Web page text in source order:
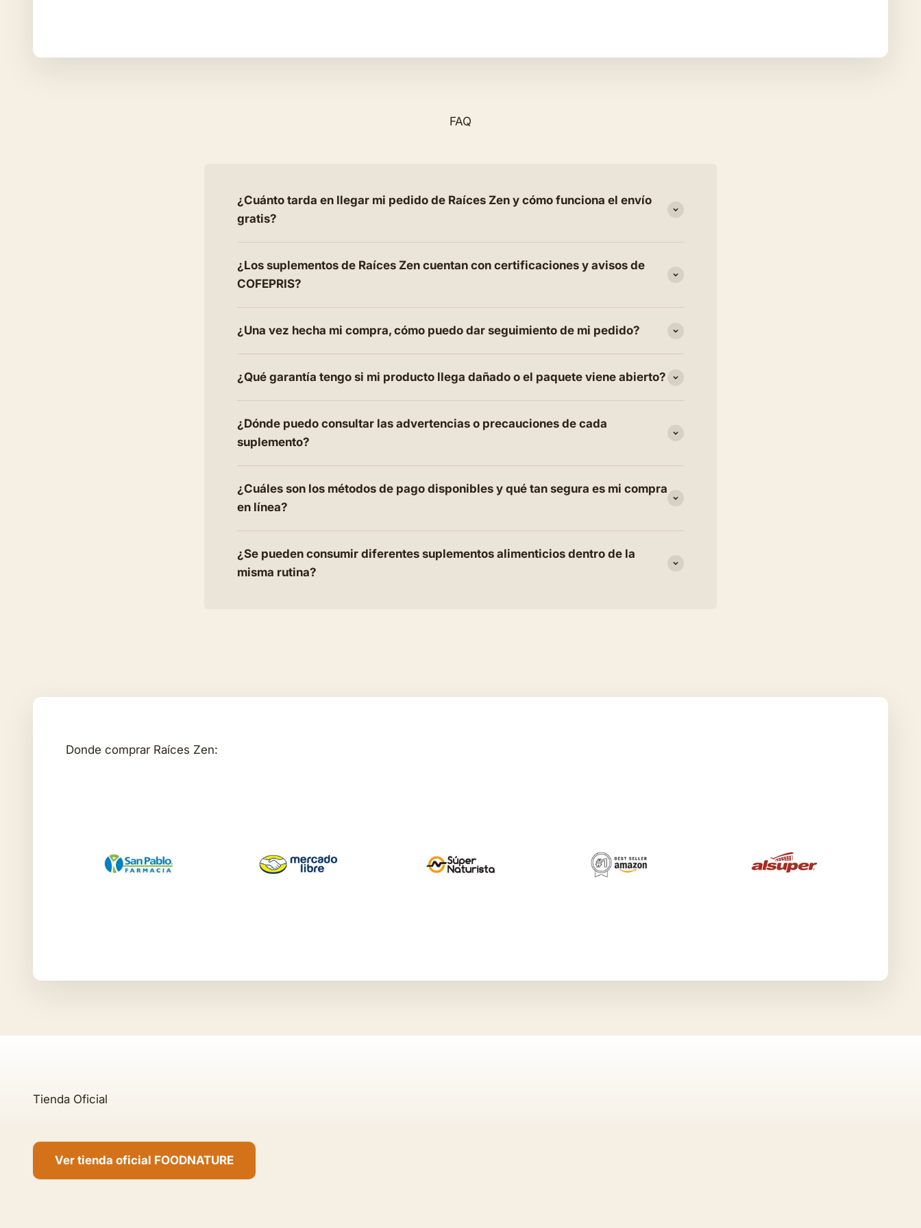
FAQ
¿Cuánto tarda en llegar mi pedido de Raíces Zen y cómo funciona el envío
gratis?
¿Los suplementos de Raíces Zen cuentan con certificaciones y avisos de
COFEPRIS?
¿Una vez hecha mi compra, cómo puedo dar seguimiento de mi pedido?
¿Qué garantía tengo si mi producto llega dañado o el paquete viene abierto?
¿Dónde puedo consultar las advertencias o precauciones de cada
suplemento?
¿Cuáles son los métodos de pago disponibles y qué tan segura es mi compra
en línea?
¿Se pueden consumir diferentes suplementos alimenticios dentro de la
misma rutina?
Donde comprar Raíces Zen:
Ver tienda oficial FOODNATURE